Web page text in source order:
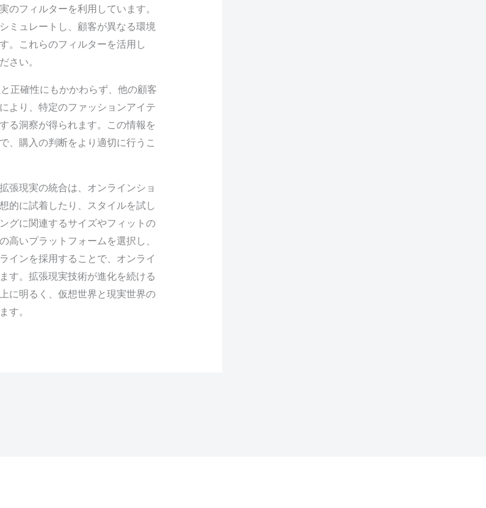
のフィルターを利用しています。
ミュレートし、顧客が異なる環境
。これらのフィルターを活用し
さい。
正確性にもかかわらず、他の顧客
より、特定のファッションアイテ
る洞察が得られます。この情報を
、購入の判断をより適切に行うこ
張現実の統合は、オンラインショ
的に試着したり、スタイルを試し
グに関連するサイズやフィットの
高いプラットフォームを選択し、
インを採用することで、オンライ
す。拡張現実技術が進化を続ける
に明るく、仮想世界と現実世界の
す。